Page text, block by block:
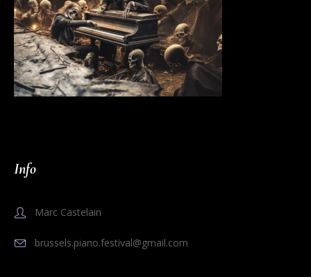
Info
Marc Castelain
brussels.piano.festival@gmail.com